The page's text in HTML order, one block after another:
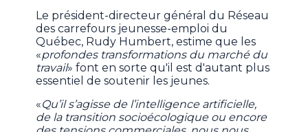
Le président-directeur général du Réseau
des carrefours jeunesse-emploi du
Québec, Rudy Humbert, estime que les
«profondes transformations du marché du
travail» font en sorte qu'il est d'autant plus
essentiel de soutenir les jeunes.
«Qu’il s’agisse de l’intelligence artificielle,
de la transition socioécologique ou encore